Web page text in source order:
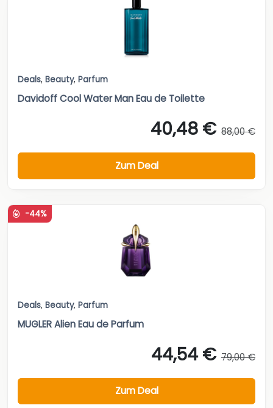
Deals, Beauty, Parfum
Davidoff Cool Water Man Eau de Toilette
40,48 € 88,00 €
Zum Deal
-44%
Deals, Beauty, Parfum
MUGLER Alien Eau de Parfum
44,54 € 79,00 €
Zum Deal